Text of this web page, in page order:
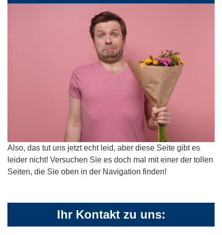
Also, das tut uns jetzt echt leid, aber diese Seite gibt es
leider nicht! Versuchen Sie es doch mal mit einer der tollen
Seiten, die Sie oben in der Navigation finden!
Ihr Kontakt zu uns: